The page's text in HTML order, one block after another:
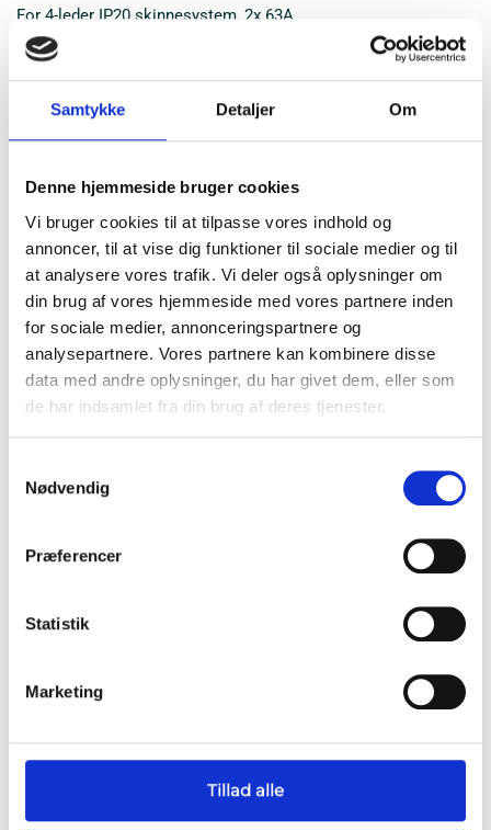
Samtykke Detaljer Om
Denne hjemmeside bruger cookies
Vi bruger cookies til at tilpasse vores indhold og
annoncer, til at vise dig funktioner til sociale medier og til
at analysere vores trafik. Vi deler også oplysninger om
din brug af vores hjemmeside med vores partnere inden
for sociale medier, annonceringspartnere og
analysepartnere. Vores partnere kan kombinere disse
data med andre oplysninger, du har givet dem, eller som
de har indsamlet fra din brug af deres tjenester.
Nødvendig
Præferencer
Statistik
Marketing
Tillad alle
For 4-leder IP20 skinnesystem, 2x 63A
DIN00 Sikringsliste
For 4-leder IP20 skinnesystem,
For 4-leder IP20 skinnesystem